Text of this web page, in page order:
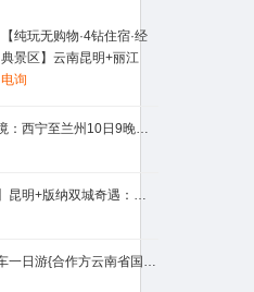
【纯玩无购物·4钻住宿·经
典景区】云南昆明+丽江
+大理+洱海+玉龙雪山4日3
电询
穿越西北秘境：西宁至兰州10日9晚深度游，青海湖、德令哈、敦煌、嘉峪关、张掖一网打尽
【限时特惠】昆明+版纳双城奇遇：野象谷探险+原始森林徒步，4日3晚跟团游，尊享舒适住宿！
元谋土林汽车一日游{合作方云南省国旅}